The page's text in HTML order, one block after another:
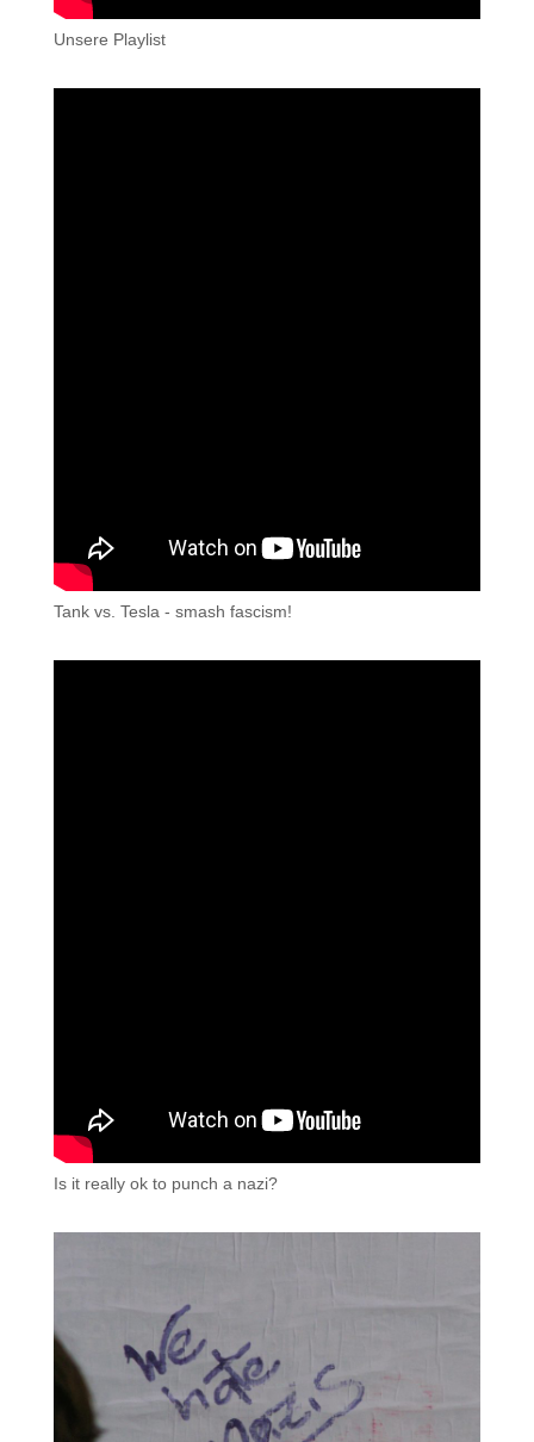
Unsere Playlist
Tank vs. Tesla - smash fascism!
Is it really ok to punch a nazi?